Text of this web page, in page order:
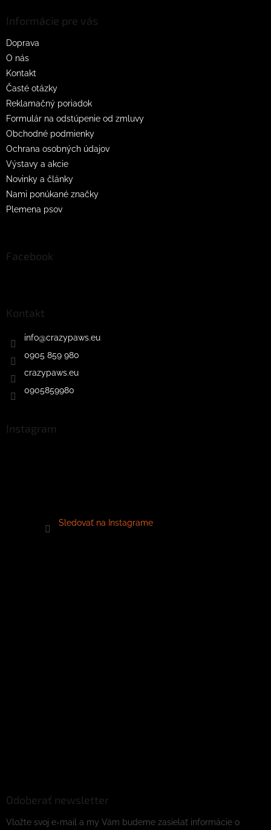
Informácie pre vás
Doprava
O nás
Kontakt
Časté otázky
Reklamačný poriadok
Formulár na odstúpenie od zmluvy
Obchodné podmienky
Ochrana osobných údajov
Výstavy a akcie
Novinky a články
Nami ponúkané značky
Plemena psov
Facebook
Kontakt
info@crazypaws.eu
0905 859 980
crazypaws.eu
0905859980
Instagram
Sledovať na Instagrame
Odoberať newsletter
Vložte svoj e-mail a my Vám budeme zasielať informácie o